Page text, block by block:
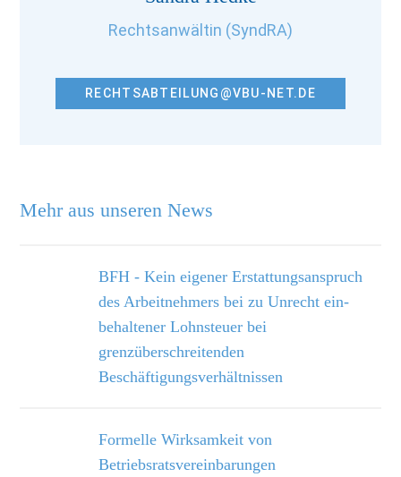
Mehr aus unseren News
BFH - Kein eigener Erstattungsanspruch
des Arbeitnehmers bei zu Unrecht ein­
behaltener Lohnsteuer bei
grenzüberschreitenden
Beschäftigungsverhältnissen
Formelle Wirksamkeit von
Betriebsratsvereinbarungen
Rechtsanwältin (SyndRA)
RECHTSABTEILUNG@VBU-NET.DE